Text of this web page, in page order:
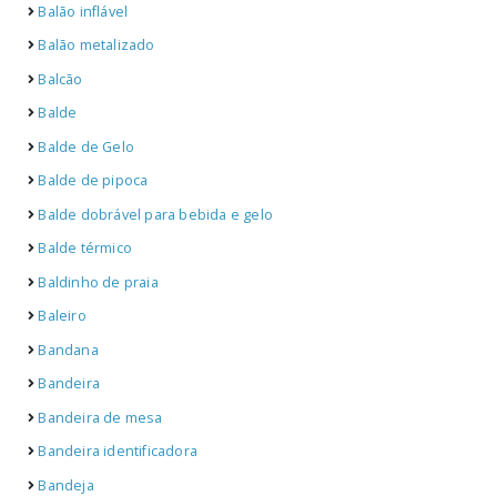
Balão inflável
Balão metalizado
Balcão
Balde
Balde de Gelo
Balde de pipoca
Balde dobrável para bebida e gelo
Balde térmico
Baldinho de praia
Baleiro
Bandana
Bandeira
Bandeira de mesa
Bandeira identificadora
Bandeja